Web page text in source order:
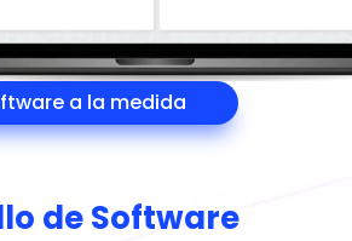
de Software
a la medida